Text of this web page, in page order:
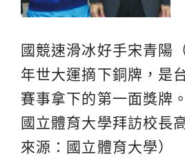
國競速滑冰好手宋青陽
年世大運摘下銅牌，是
賽事拿下的第一面獎牌
國立體育大學拜訪校長
來源：國立體育大學）